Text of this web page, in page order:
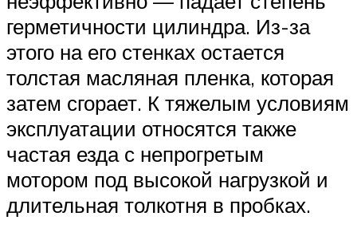
герметичности цилиндра. Из-за
этого на его стенках остается
толстая масляная пленка, которая
затем сгорает. К тяжелым условиям
эксплуатации относятся также
частая езда с непрогретым
мотором под высокой нагрузкой и
длительная толкотня в пробках.